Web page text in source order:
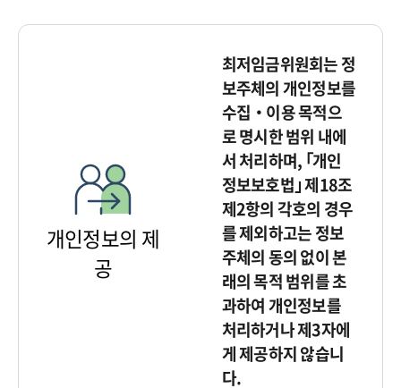
개인정보의 제
공
최저임금위원회는 정
보주체의 개인정보를
수집‧이용 목적으
로 명시한 범위 내에
서 처리하며, ｢개인
정보보호법｣ 제18조
제2항의 각호의 경우
를 제외하고는 정보
주체의 동의 없이 본
래의 목적 범위를 초
과하여 개인정보를
처리하거나 제3자에
게 제공하지 않습니
다.